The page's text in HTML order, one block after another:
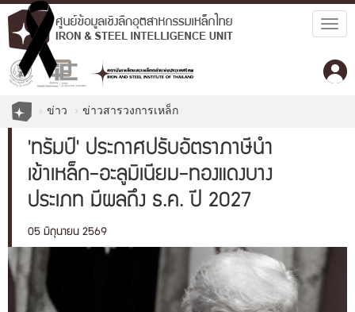
ข่าว ข่าวสารวงการเหล็ก
'ทรัมป์' ประกาศปรับอัตราภาษีนำ
เข้าเหล็ก-อะลูมิเนียม-ทองแดงบาง
ประเภท มีผลถึง ธ.ค. ปี 2027
05 มิถุนายน 2569